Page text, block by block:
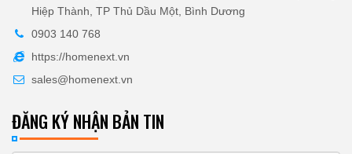
Hiệp Thành, TP Thủ Dầu Một, Bình Dương
0903 140 768
https://homenext.vn
sales@homenext.vn
ĐĂNG KÝ NHẬN BẢN TIN